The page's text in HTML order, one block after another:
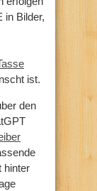
in Bilder,
ist.
den
hinter